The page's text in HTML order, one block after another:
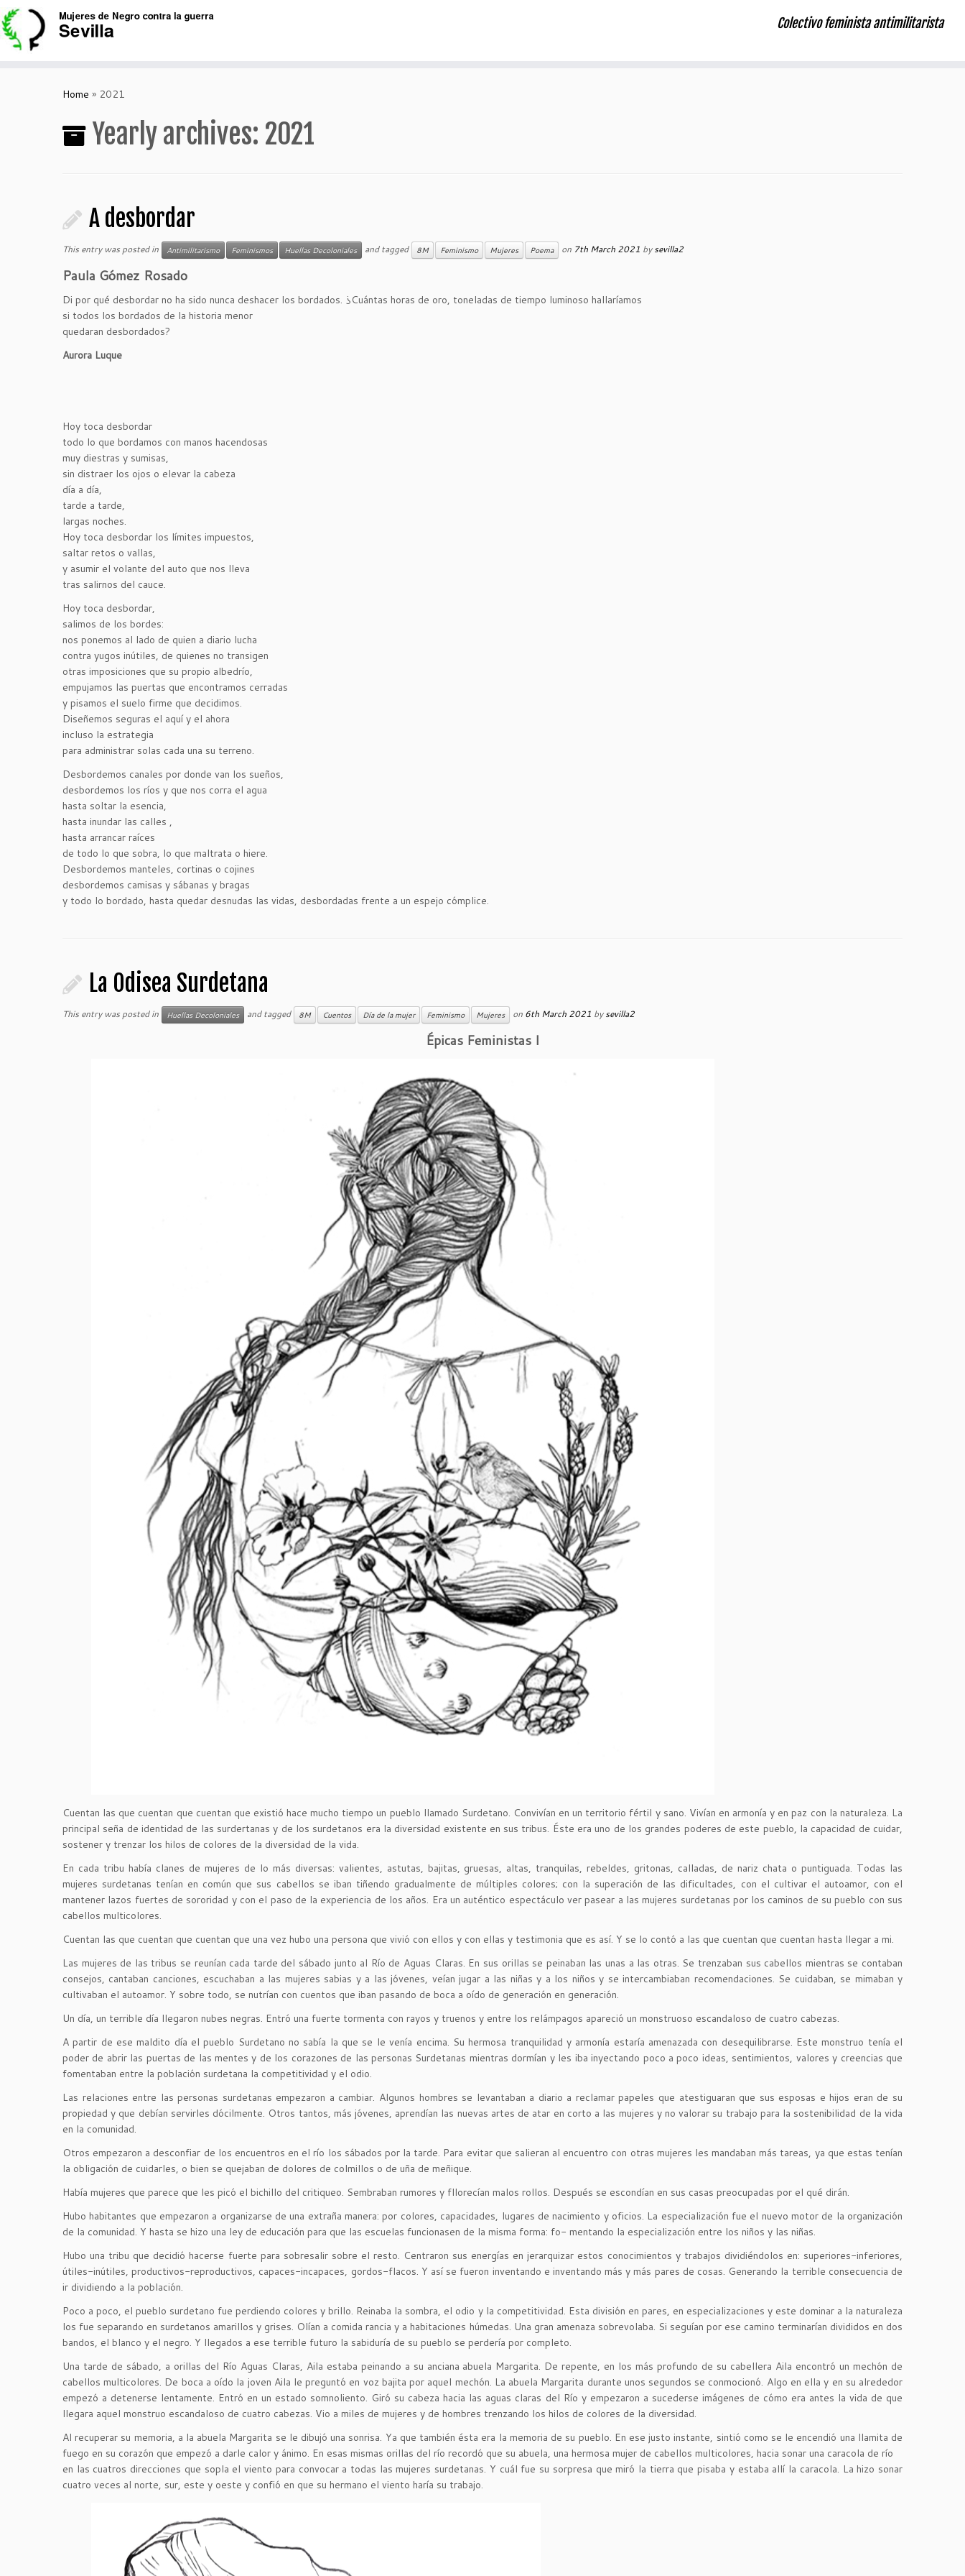
Skip
to
content
Colectivo feminista antimilitarista
Home » 2021
Yearly archives: 2021
A desbordar
This entry was posted in Antimilitarismo Feminismos Huellas Decoloniales and tagged 8M Feminismo Mujeres Poema on 7th March 2021 bysevilla2
Paula Gómez Rosado
Di por qué desbordar no ha sido nunca deshacer los bordados. ¿Cuántas horas de oro, toneladas de tiempo luminoso hallaríamos
si todos los bordados de la historia menor
quedaran desbordados?
Aurora Luque
Hoy toca desbordar
todo lo que bordamos con manos hacendosas
muy diestras y sumisas,
sin distraer los ojos o elevar la cabeza
día a día,
tarde a tarde,
largas noches.
Hoy toca desbordar los límites impuestos,
saltar retos o vallas,
y asumir el volante del auto que nos lleva
tras salirnos del cauce.
Hoy toca desbordar,
salimos de los bordes:
nos ponemos al lado de quien a diario lucha
contra yugos inútiles, de quienes no transigen
otras imposiciones que su propio albedrío,
empujamos las puertas que encontramos cerradas
y pisamos el suelo firme que decidimos.
Diseñemos seguras el aquí y el ahora
incluso la estrategia
para administrar solas cada una su terreno.
Desbordemos canales por donde van los sueños,
desbordemos los ríos y que nos corra el agua
hasta soltar la esencia,
hasta inundar las calles ,
hasta arrancar raíces
de todo lo que sobra, lo que maltrata o hiere.
Desbordemos manteles, cortinas o cojines
desbordemos camisas y sábanas y bragas
y todo lo bordado, hasta quedar desnudas las vidas, desbordadas frente a un espejo cómplice.
La Odisea Surdetana
This entry was posted in Huellas Decoloniales and tagged 8M Cuentos Día de la mujer Feminismo Mujeres on 6th March 2021 bysevilla2
Épicas Feministas I
Cuentan las que cuentan que cuentan que existió hace mucho tiempo un pueblo llamado Surdetano. Convivían en un territorio fértil y sano. Vivían en armonía y en paz con la naturaleza. La
principal seña de identidad de las surdertanas y de los surdetanos era la diversidad existente en sus tribus. Éste era uno de los grandes poderes de este pueblo, la capacidad de cuidar,
sostener y trenzar los hilos de colores de la diversidad de la vida.
En cada tribu había clanes de mujeres de lo más diversas: valientes, astutas, bajitas, gruesas, altas, tranquilas, rebeldes, gritonas, calladas, de nariz chata o puntiguada. Todas las
mujeres surdetanas tenían en común que sus cabellos se iban tiñendo gradualmente de múltiples colores; con la superación de las dificultades, con el cultivar el autoamor, con el
mantener lazos fuertes de sororidad y con el paso de la experiencia de los años. Era un auténtico espectáculo ver pasear a las mujeres surdetanas por los caminos de su pueblo con sus
cabellos multicolores.
Cuentan las que cuentan que cuentan que una vez hubo una persona que vivió con ellos y con ellas y testimonia que es así. Y se lo contó a las que cuentan que cuentan hasta llegar a mi.
Las mujeres de las tribus se reunían cada tarde del sábado junto al Río de Aguas Claras. En sus orillas se peinaban las unas a las otras. Se trenzaban sus cabellos mientras se contaban
consejos, cantaban canciones, escuchaban a las mujeres sabias y a las jóvenes, veían jugar a las niñas y a los niños y se intercambiaban recomendaciones. Se cuidaban, se mimaban y
cultivaban el autoamor. Y sobre todo, se nutrían con cuentos que iban pasando de boca a oído de generación en generación.
Un día, un terrible día llegaron nubes negras. Entró una fuerte tormenta con rayos y truenos y entre los relámpagos apareció un monstruoso escandaloso de cuatro cabezas.
A partir de ese maldito día el pueblo Surdetano no sabía la que se le venía encima. Su hermosa tranquilidad y armonía estaría amenazada con desequilibrarse. Este monstruo tenía el
poder de abrir las puertas de las mentes y de los corazones de las personas Surdetanas mientras dormían y les iba inyectando poco a poco ideas, sentimientos, valores y creencias que
fomentaban entre la población surdetana la competitividad y el odio.
Las relaciones entre las personas surdetanas empezaron a cambiar. Algunos hombres se levantaban a diario a reclamar papeles que atestiguaran que sus esposas e hijos eran de su
propiedad y que debían servirles dócilmente. Otros tantos, más jóvenes, aprendían las nuevas artes de atar en corto a las mujeres y no valorar su trabajo para la sostenibilidad de la vida
en la comunidad.
Otros empezaron a desconfiar de los encuentros en el río los sábados por la tarde. Para evitar que salieran al encuentro con otras mujeres les mandaban más tareas, ya que estas tenían
la obligación de cuidarles, o bien se quejaban de dolores de colmillos o de uña de meñique.
Había mujeres que parece que les picó el bichillo del critiqueo. Sembraban rumores y fllorecían malos rollos. Después se escondían en sus casas preocupadas por el qué dirán.
Hubo habitantes que empezaron a organizarse de una extraña manera: por colores, capacidades, lugares de nacimiento y oficios. La especialización fue el nuevo motor de la organización
de la comunidad. Y hasta se hizo una ley de educación para que las escuelas funcionasen de la misma forma: fo- mentando la especialización entre los niños y las niñas.
Hubo una tribu que decidió hacerse fuerte para sobresalir sobre el resto. Centraron sus energías en jerarquizar estos conocimientos y trabajos dividiéndolos en: superiores-inferiores,
útiles-inútiles, productivos-reproductivos, capaces-incapaces, gordos-flacos. Y así se fueron inventando e inventando más y más pares de cosas. Generando la terrible consecuencia de
ir dividiendo a la población.
Poco a poco, el pueblo surdetano fue perdiendo colores y brillo. Reinaba la sombra, el odio y la competitividad. Esta división en pares, en especializaciones y este dominar a la naturaleza
los fue separando en surdetanos amarillos y grises. Olían a comida rancia y a habitaciones húmedas. Una gran amenaza sobrevolaba. Si seguían por ese camino terminarían divididos en dos
bandos, el blanco y el negro. Y llegados a ese terrible futuro la sabiduría de su pueblo se perdería por completo.
Una tarde de sábado, a orillas del Río Aguas Claras, Aila estaba peinando a su anciana abuela Margarita. De repente, en los más profundo de su cabellera Aila encontró un mechón de
cabellos multicolores. De boca a oído la joven Aila le preguntó en voz bajita por aquel mechón. La abuela Margarita durante unos segundos se conmocionó. Algo en ella y en su alrededor
empezó a detenerse lentamente. Entró en un estado somnoliento. Giró su cabeza hacia las aguas claras del Río y empezaron a sucederse imágenes de cómo era antes la vida de que
llegara aquel monstruo escandaloso de cuatro cabezas. Vio a miles de mujeres y de hombres trenzando los hilos de colores de la diversidad.
Al recuperar su memoria, a la abuela Margarita se le dibujó una sonrisa. Ya que también ésta era la memoria de su pueblo. En ese justo instante, sintió como se le encendió una llamita de
fuego en su corazón que empezó a darle calor y ánimo. En esas mismas orillas del río recordó que su abuela, una hermosa mujer de cabellos multicolores, hacia sonar una caracola de río
en las cuatros direcciones que sopla el viento para convocar a todas las mujeres surdetanas. Y cuál fue su sorpresa que miró la tierra que pisaba y estaba allí la caracola. La hizo sonar
cuatro veces al norte, sur, este y oeste y confió en que su hermano el viento haría su trabajo.